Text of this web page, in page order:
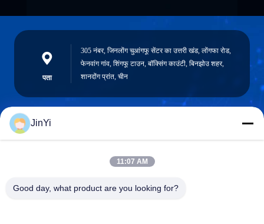
पता
305 नंबर, जिनलोंग चुआंगफू सेंटर का उत्तरी खंड, लोंगफा रोड,
फेनवांग गांव, शिंगफू टाउन, बॉक्सिंग काउंटी, बिनझोउ शहर,
शानदोंग प्रांत, चीन
chenshasha1867@gmail.com
JinYi
11:07 AM
Good day, what product are you looking for?